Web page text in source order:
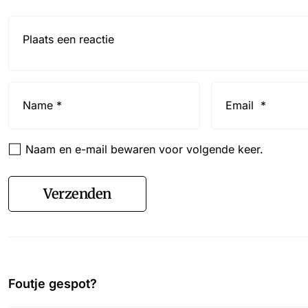
Naam en e-mail bewaren voor volgende keer.
Verzenden
Foutje gespot?